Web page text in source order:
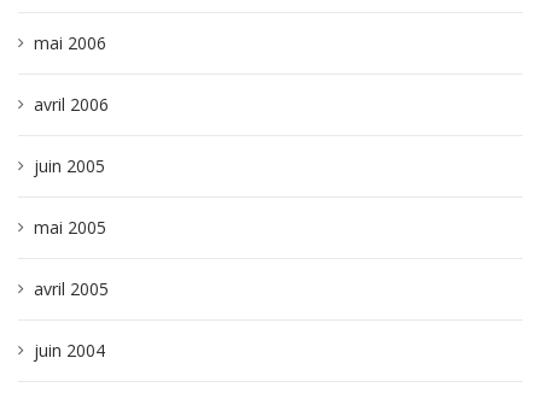
mai 2006
avril 2006
juin 2005
mai 2005
avril 2005
juin 2004